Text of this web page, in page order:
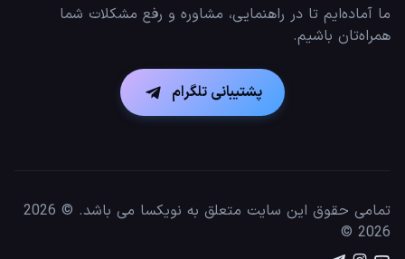
ما آماده‌ایم تا در راهنمایی، مشاوره و رفع مشکلات شما
همراه‌تان باشیم.
پشتیبانی تلگرام
تمامی حقوق این سایت متعلق به نویکسا می باشد. © 2026
2026
©